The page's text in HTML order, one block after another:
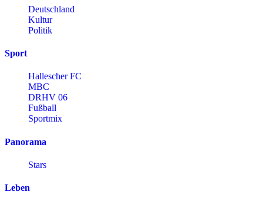
Deutschland
Kultur
Politik
Sport
Hallescher FC
MBC
DRHV 06
Fußball
Sportmix
Panorama
Stars
Leben